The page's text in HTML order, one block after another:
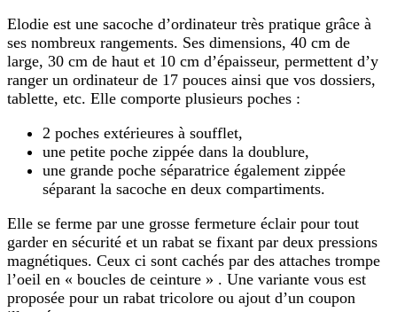
Elodie est une sacoche d’ordinateur très pratique grâce à
ses nombreux rangements. Ses dimensions, 40 cm de
large, 30 cm de haut et 10 cm d’épaisseur, permettent d’y
ranger un ordinateur de 17 pouces ainsi que vos dossiers,
tablette, etc. Elle comporte plusieurs poches :
2 poches extérieures à soufflet,
une petite poche zippée dans la doublure,
une grande poche séparatrice également zippée
séparant la sacoche en deux compartiments.
Elle se ferme par une grosse fermeture éclair pour tout
garder en sécurité et un rabat se fixant par deux pressions
magnétiques. Ceux ci sont cachés par des attaches trompe
l’oeil en « boucles de ceinture » . Une variante vous est
proposée pour un rabat tricolore ou ajout d’un coupon